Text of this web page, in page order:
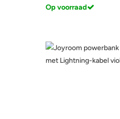
Op voorraad